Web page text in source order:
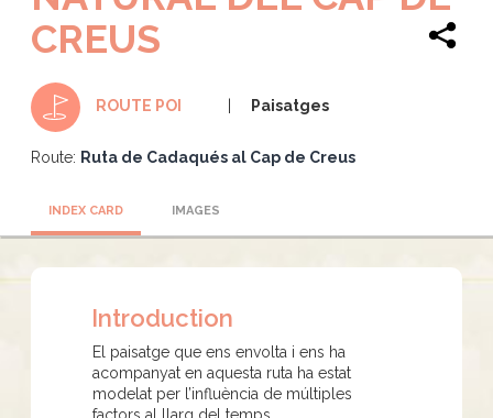
CREUS
ROUTE POI Paisatges
Route: Ruta de Cadaqués al Cap de Creus
INDEX CARD IMAGES
Introduction
El paisatge que ens envolta i ens ha
acompanyat en aquesta ruta ha estat
modelat per l’influència de múltiples
factors al llarg del temps.